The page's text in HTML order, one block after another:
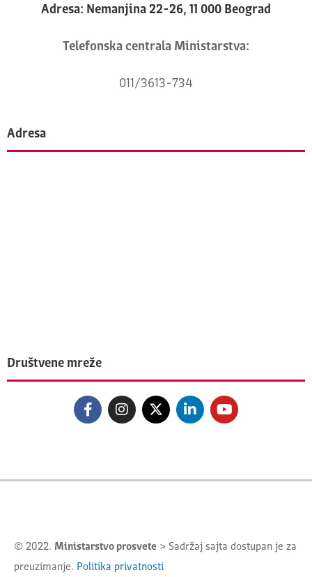
Adresa: Nemanjina 22-26, 11 000 Beograd
Telefonska centrala Ministarstva:
011/3613-734
Adresa
Društvene mreže
© 2022. Ministarstvo prosvete > Sadržaj sajta dostupan je za
preuzimanje. Politika privatnosti